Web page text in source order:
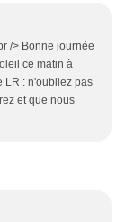
/> Bonne journée
ce matin à
LR : n'oubliez pas
et que nous